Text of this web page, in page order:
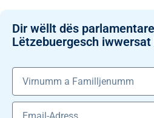
Dir wëllt dës
Lëtzebuergesch iwwersat